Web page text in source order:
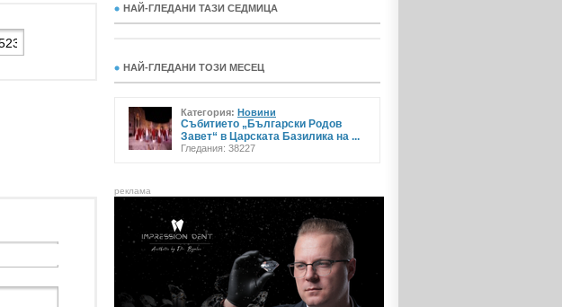
НАЙ-ГЛЕДАНИ ТАЗИ СЕДМИЦА
НАЙ-ГЛЕДАНИ ТОЗИ МЕСЕЦ
Категория: Новини
Събитието „Български Родов
Завет“ в Царската Базилика на ...
Гледания: 38227
реклама